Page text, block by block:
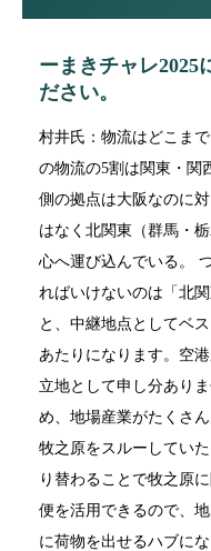
ーまきチャレ2025
ださい。
村井氏：物流はどこま
の物流の5割は関東・関
側の拠点は大阪なのに
はなく北関東（群馬・
心へ運び込んでいる。
ればいけないのは「北
と、中継地点としてベ
あたりになります。空
立地として申し分あり
め、地場産業がたくさ
牧之原をスルーしてい
り替わることで牧之原
便を活用できるので、
に荷物を出せるハブに